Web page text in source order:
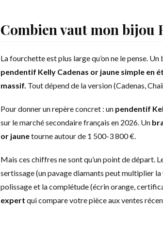
Combien vaut mon bijou
La fourchette est plus large qu’on ne le pense.
pendentif Kelly Cadenas or jaune simple en
massif. Tout dépend de la version (Cadenas,
Pour donner un repère concret : un pendentif
sur le marché secondaire français en 2026. Un
or jaunetourne autour de 1 500-3 800 €.
Mais ces chiffres ne sont qu’un point de départ.
sertissage (un pavage diamants peut multiplier la
polissage et la complétude (écrin orange,
expert qui compare votre pièce aux ventes